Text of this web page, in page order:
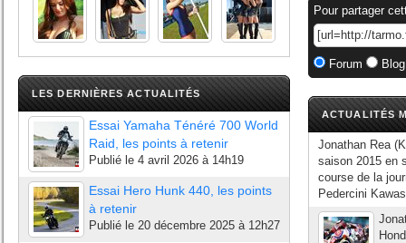
LES DERNIÈRES ACTUALITÉS
Essai Yamaha Ténéré 700 World
Raid, les points à retenir
Publié le 4 avril 2026 à 14h19
Essai Hero Hunk 440, les points
à retenir
Publié le 20 décembre 2025 à 12h27
Pour partager
Forum
ACTUALITÉS
Jonathan Rea
saison 2015 en
course de la
Pedercini